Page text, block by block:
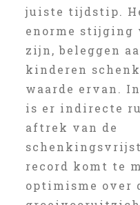
juiste tijdstip.
enorme stijging
zijn, beleggen
kinderen
waarde ervan.
is er indirecte
aftrek van de
record komt te
optimisme over